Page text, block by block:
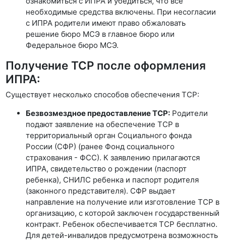
необходимые средства включены. При несогласии
с ИПРА родители имеют право обжаловать
решение бюро МСЭ в главное бюро или
Федеральное бюро МСЭ.
Получение ТСР после оформления
ИПРА:
Существует несколько способов обеспечения ТСР:
Безвозмездное предоставление ТСР: Родители
подают заявление на обеспечение ТСР в
территориальный орган Социального фонда
России (СФР) (ранее Фонд социального
страхования - ФСС). К заявлению прилагаются
ИПРА, свидетельство о рождении (паспорт
ребенка), СНИЛС ребенка и паспорт родителя
(законного представителя). СФР выдает
направление на получение или изготовление ТСР в
организацию, с которой заключен государственный
контракт. Ребенок обеспечивается ТСР бесплатно.
Для детей-инвалидов предусмотрена возможность